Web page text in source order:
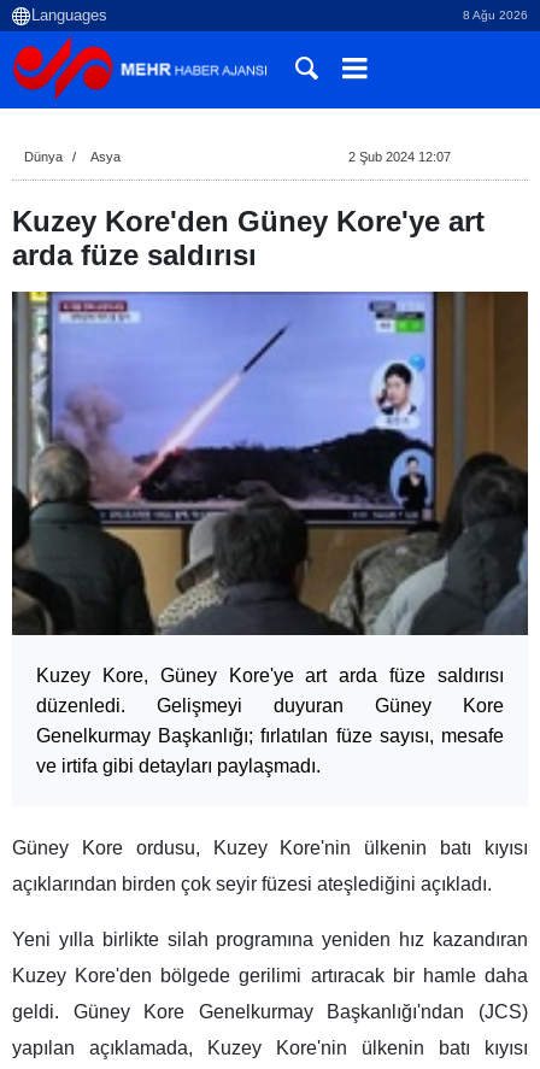
8 Ağu 2026
Dünya Asya 2 Şub 2024 12:07
Kuzey Kore'den Güney Kore'ye art
arda füze saldırısı
Kuzey Kore, Güney Kore'ye art arda füze saldırısı
düzenledi. Gelişmeyi duyuran Güney Kore
Genelkurmay Başkanlığı; fırlatılan füze sayısı, mesafe
ve irtifa gibi detayları paylaşmadı.
Güney Kore ordusu, Kuzey Kore'nin ülkenin batı kıyısı
açıklarından birden çok seyir füzesi ateşlediğini açıkladı.
Yeni yılla birlikte silah programına yeniden hız kazandıran
Kuzey Kore'den bölgede gerilimi artıracak bir hamle daha
geldi. Güney Kore Genelkurmay Başkanlığı'ndan (JCS)
yapılan açıklamada, Kuzey Kore'nin ülkenin batı kıyısı